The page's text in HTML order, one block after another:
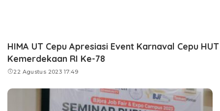
HIMA UT Cepu Apresiasi Event Karnaval Cepu HUT
Kemerdekaan RI Ke-78
22 Agustus 2023 17:49